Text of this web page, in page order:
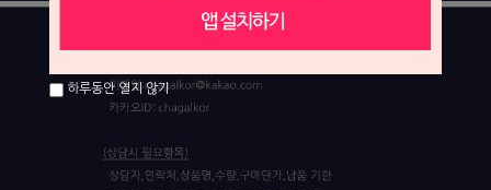
하루동안 열지 않기